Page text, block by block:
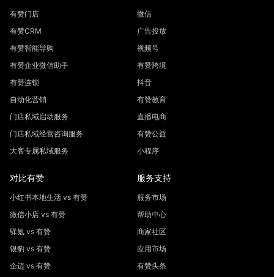
有赞门店
有赞CRM
有赞智能导购
有赞企业微信助手
有赞连锁
自动化营销
门店私域启动服务
门店私域经营咨询服务
大客专属私域服务
微信
广告投放
视频号
有赞跨境
抖音
有赞教育
直播电商
有赞公益
小程序
对比有赞
小红书本地生活 vs 有赞
微信小店 vs 有赞
驿氪 vs 有赞
银豹 vs 有赞
企迈 vs 有赞
服务支持
服务市场
帮助中心
商家社区
应用市场
有赞头条